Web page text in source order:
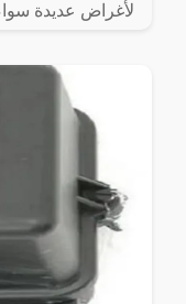
لأغراض عديدة